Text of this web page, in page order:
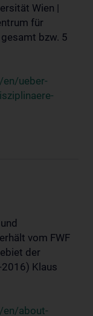
Wien |
für
bzw. 5
ueber-
vom FWF
der
Klaus
en/about-